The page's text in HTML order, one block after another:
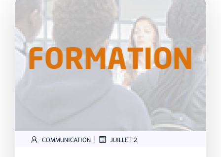
COMMUNICATION | JUILLET 2